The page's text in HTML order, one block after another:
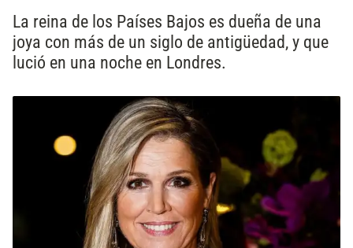
La reina de los Países Bajos es dueña de una
joya con más de un siglo de antigüedad, y que
lució en una noche en Londres.